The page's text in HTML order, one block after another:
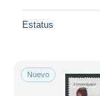
Estatus
Nuevo